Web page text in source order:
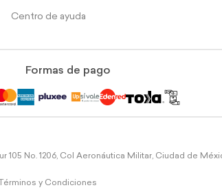
Centro de ayuda
Formas de pago
105 No. 1206, Col Aeronáutica Militar, Ciudad de
Términos y Condiciones